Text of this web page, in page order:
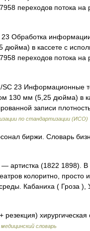
переходов потока
Обработка
в кассете с
переходов потока
SC 23 Информационные
130 мм (5,25 дюйма) в
записи
по стандартизации (ИСО)
биржи. Словарь
— артистка (1822 1898). В
колоритно, просто
Кабаниха ( Гроза
хирургическая
словарь